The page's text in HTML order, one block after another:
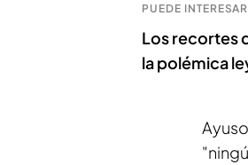
PUEDE
Los recortes
la polémica